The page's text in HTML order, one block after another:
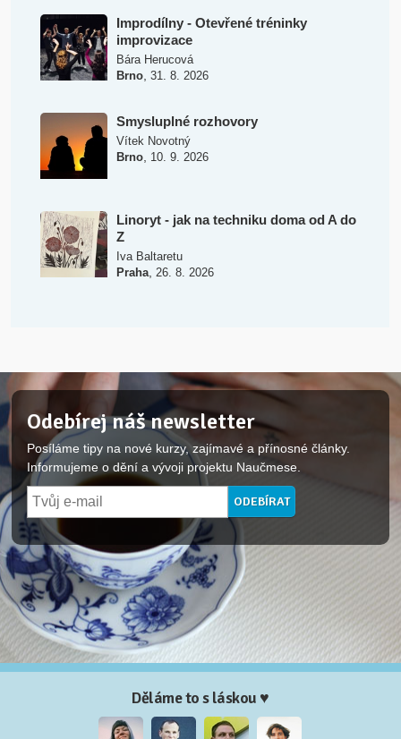
Improdílny - Otevřené tréninky
improvizace
Bára Herucová
Brno, 31. 8. 2026
Smysluplné rozhovory
Vítek Novotný
Brno, 10. 9. 2026
Linoryt - jak na techniku doma od A do
Z
Iva Baltaretu
Praha, 26. 8. 2026
Odebírej náš newsletter
Posíláme tipy na nové kurzy, zajímavé a přínosné články.
Informujeme o dění a vývoji projektu Naučmese.
Děláme to s láskou ♥